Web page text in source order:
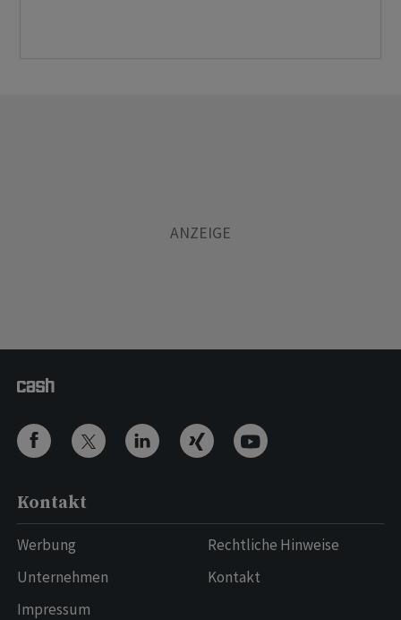
Kontakt
Werbung
Unternehmen
Impressum
Rechtliche Hinweise
Kontakt